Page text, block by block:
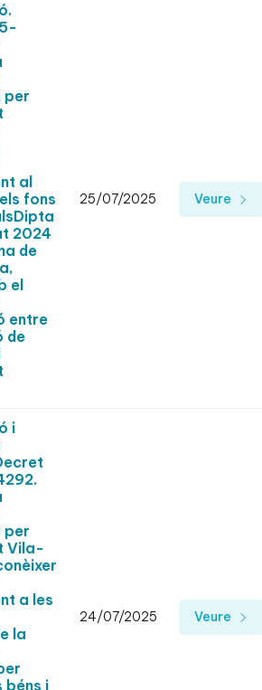
per
al
fons
2024
de
el
entre
de
25/07/2025 Veure
i
per
Vila-
a les
la
béns i
24/07/2025 Veure